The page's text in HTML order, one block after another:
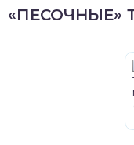
«ПЕСОЧНЫЕ»